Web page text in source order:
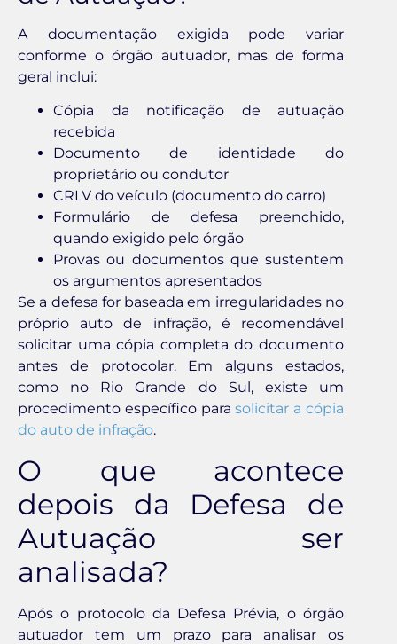
A documentação exigida pode variar
conforme o órgão autuador, mas de forma
geral inclui:
Cópia da notificação de autuação
recebida
Documento de identidade do
proprietário ou condutor
CRLV do veículo (documento do carro)
Formulário de defesa preenchido,
quando exigido pelo órgão
Provas ou documentos que sustentem
os argumentos apresentados
Se a defesa for baseada em irregularidades no
próprio auto de infração, é recomendável
solicitar uma cópia completa do documento
antes de protocolar. Em alguns estados,
como no Rio Grande do Sul, existe um
procedimento específico parasolicitar a cópia
do auto de infração.
O que acontece
depois da Defesa de
Autuação ser
analisada?
Após o protocolo da Defesa Prévia, o órgão
autuador tem um prazo para analisar os